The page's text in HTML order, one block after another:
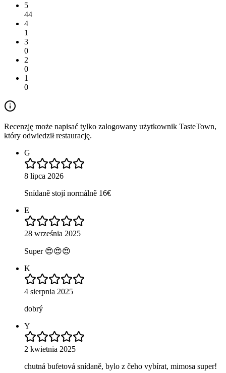
5
44
4
1
3
0
2
0
1
0
Recenzję może napisać tylko zalogowany użytkownik TasteTown,
który odwiedził restaurację.
G
8 lipca 2026
Snídaně stojí normálně 16€
E
28 września 2025
Super 😍😍😍
K
4 sierpnia 2025
dobrý
Y
2 kwietnia 2025
chutná bufetová snídaně, bylo z čeho vybírat, mimosa super!